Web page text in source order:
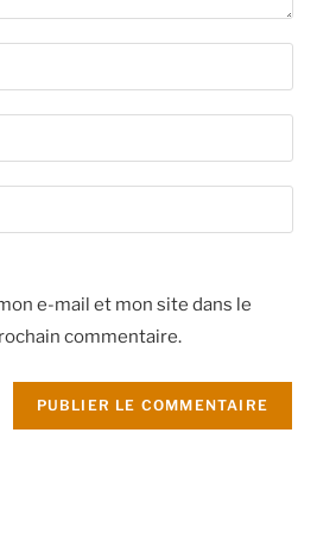
e-mail et mon site dans le
commentaire.